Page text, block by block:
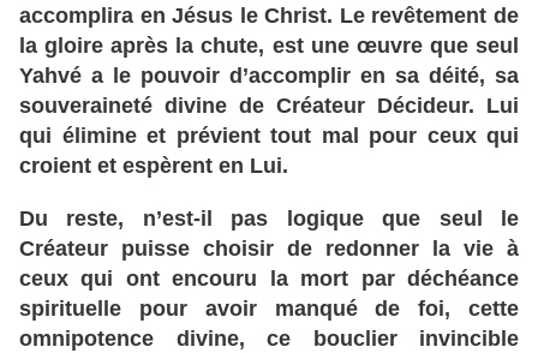
accomplira en Jésus le Christ. Le revêtement de
la gloire après la chute, est une œuvre que seul
Yahvé a le pouvoir d’accomplir en sa déité, sa
souveraineté divine de Créateur Décideur. Lui
qui élimine et prévient tout mal pour ceux qui
croient et espèrent en Lui.
Du reste, n’est-il pas logique que seul le
Créateur puisse choisir de redonner la vie à
ceux qui ont encouru la mort par déchéance
spirituelle pour avoir manqué de foi, cette
omnipotence divine, ce bouclier invincible